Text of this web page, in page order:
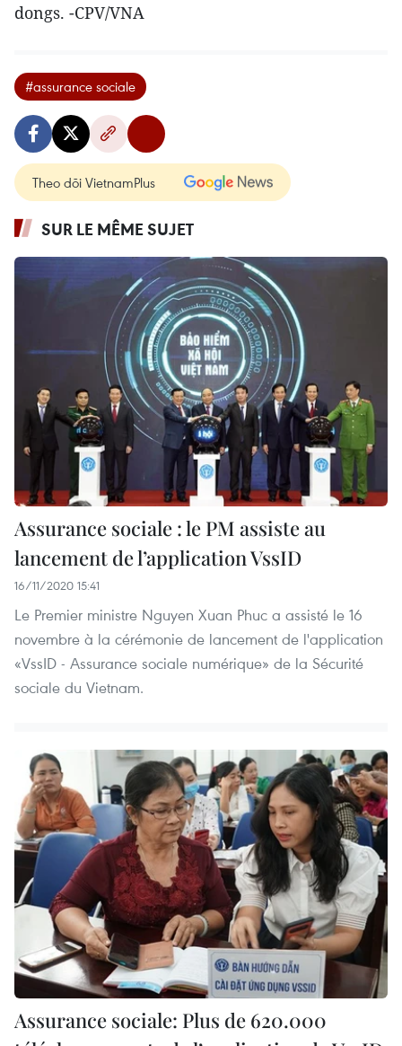
dongs. -CPV/VNA
#assurance sociale
Theo dõi VietnamPlus
SUR LE MÊME SUJET
Assurance sociale : le PM assiste au
lancement de l’application VssID
16/11/2020 15:41
Le Premier ministre Nguyen Xuan Phuc a assisté le 16
novembre à la cérémonie de lancement de l'application
«VssID - Assurance sociale numérique» de la Sécurité
sociale du Vietnam.
Assurance sociale: Plus de 620.000